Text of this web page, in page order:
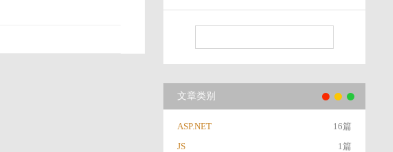
文章类别
ASP.NET
16篇
JS
1篇